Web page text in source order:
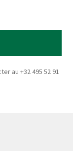
au +32 495 52 91